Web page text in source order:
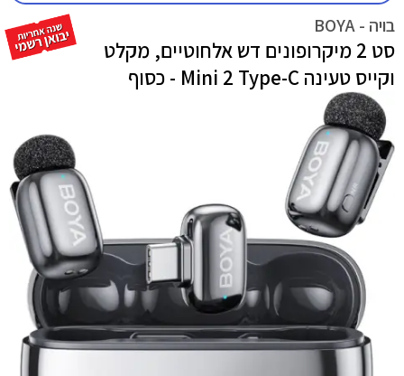
בויה - BOYA
סט 2 מיקרופונים דש אלחוטיים, מקלט
וקייס טעינה Mini 2 Type-C - כסוף